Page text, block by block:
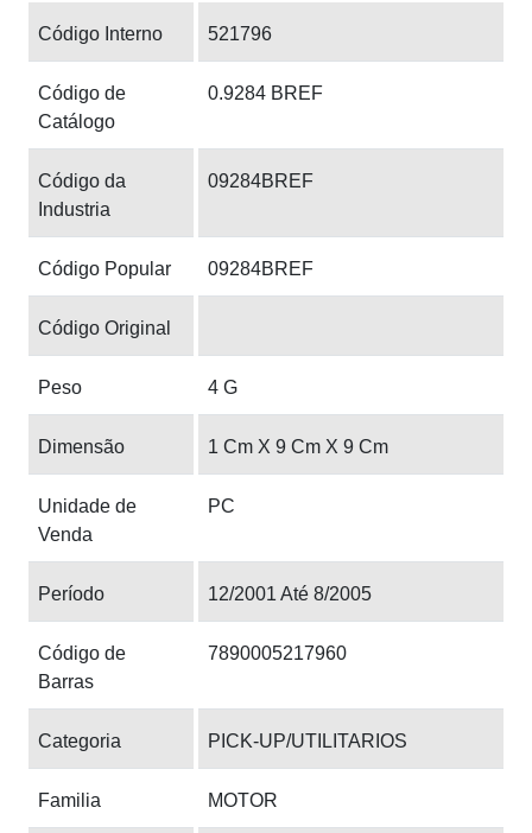
Código Interno 521796
Código de
Catálogo
0.9284 BREF
Código da
Industria
09284BREF
Código Popular 09284BREF
Código Original
Peso 4 G
Dimensão 1 Cm X 9 Cm X 9 Cm
Unidade de
Venda
PC
Período 12/2001 Até 8/2005
Código de
Barras
7890005217960
Categoria PICK-UP/UTILITARIOS
Familia MOTOR